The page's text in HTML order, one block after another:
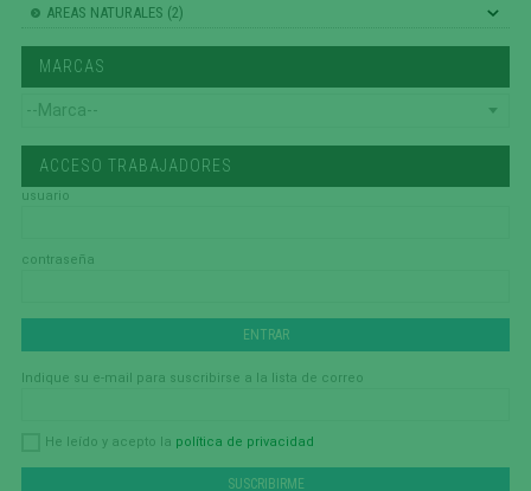
AREAS NATURALES (2)
MARCAS
ACCESO TRABAJADORES
usuario
contraseña
Indique su e-mail para suscribirse a la lista de correo
He leído y acepto la política de privacidad